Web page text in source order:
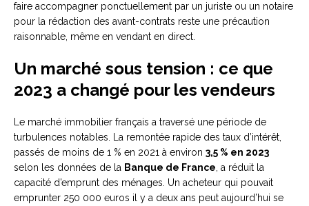
faire accompagner ponctuellement par un juriste ou un notaire
pour la rédaction des avant-contrats reste une précaution
raisonnable, même en vendant en direct.
Un marché sous tension : ce que
2023 a changé pour les vendeurs
Le marché immobilier français a traversé une période de
turbulences notables. La remontée rapide des taux d’intérêt,
passés de moins de 1 % en 2021 à environ 3,5 % en 2023
selon les données de la Banque de France, a réduit la
capacité d’emprunt des ménages. Un acheteur qui pouvait
emprunter 250 000 euros il y a deux ans peut aujourd’hui se